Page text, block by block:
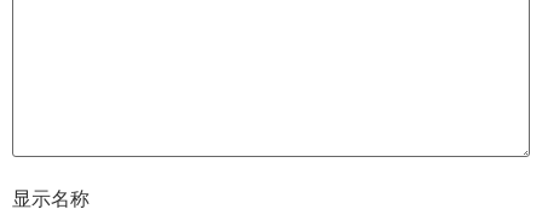
显示名称